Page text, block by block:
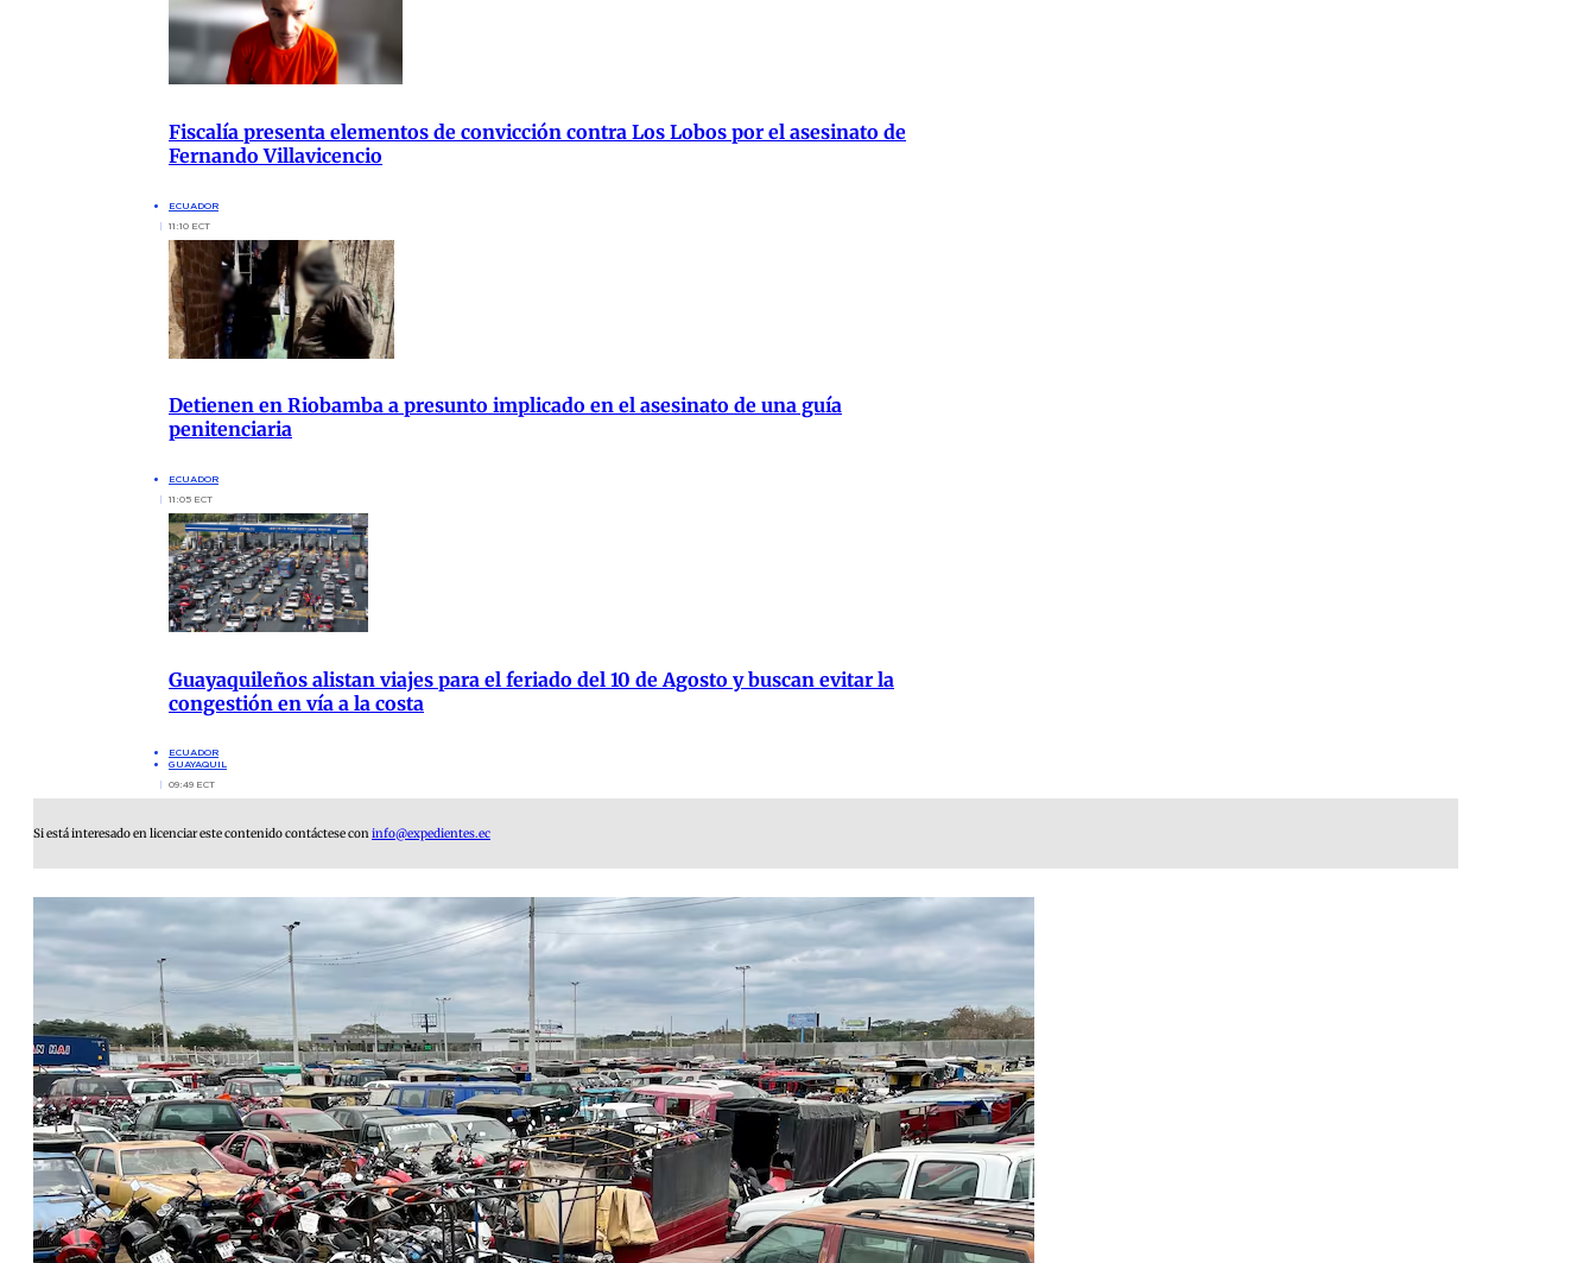
Fiscalía presenta elementos de convicción contra Los Lobos por el asesinato de
Fernando Villavicencio
ECUADOR
11:10 ECT
Detienen en Riobamba a presunto implicado en el asesinato de una guía
penitenciaria
ECUADOR
11:05 ECT
Guayaquileños alistan viajes para el feriado del 10 de Agosto y buscan evitar la
congestión en vía a la costa
ECUADOR
GUAYAQUIL
09:49 ECT
Si está interesado en licenciar este contenido contáctese coninfo@expedientes.ec